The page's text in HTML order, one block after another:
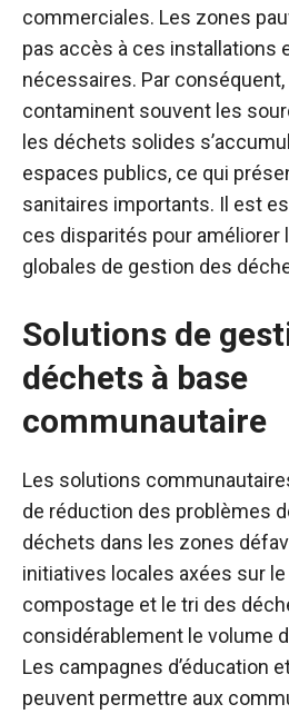
commerciales. Les zones
pas accès à ces installations
nécessaires. Par
contaminent souvent les
les déchets solides
espaces publics, ce qui
sanitaires importants. Il est
ces disparités pour améliorer
globales de gestion des
Solutions de
déchets à base
communautaire
Les solutions
de réduction des problèmes
déchets dans les zones
initiatives locales axées sur
compostage et le tri des
considérablement le volume
Les campagnes d’éducation
peuvent permettre aux